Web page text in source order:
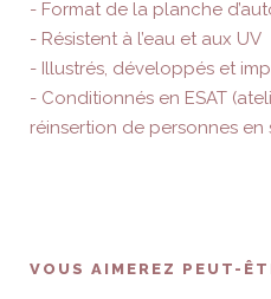
- Format de la planche
- Résistent à l’eau et aux UV
- Illustrés, développés et
- Conditionnés en ESAT
réinsertion de personnes
VOUS AIMEREZ PEUT-